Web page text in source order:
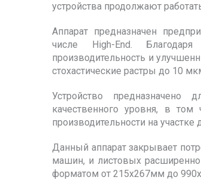
устройства продолжают
Аппарат предназначен
числе High-End. Благодаря
производительность и
стохастические растры до 10
Устройство предназначено
качественного уровня, в
производительности на участке
Данный аппарат закрывает
машин, и листовых
форматом от 215х267мм до